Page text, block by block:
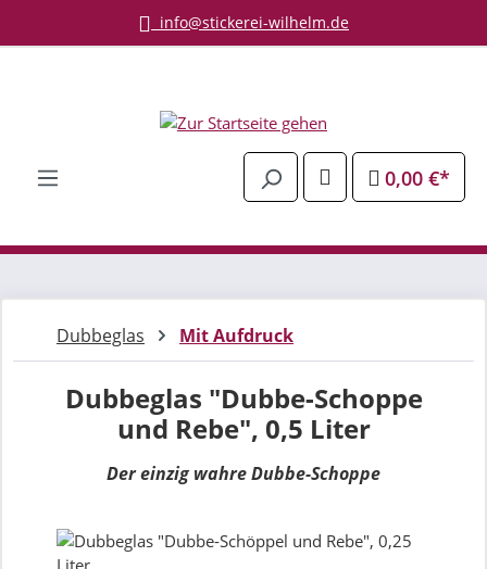
Zum Hauptinhalt springeninfo@stickerei-wilhelm.de
0,00 €*
Dubbeglas Mit Aufdruck
Dubbeglas "Dubbe-Schoppe
und Rebe", 0,5 Liter
Der einzig wahre Dubbe-Schoppe
Bildergalerie überspringen